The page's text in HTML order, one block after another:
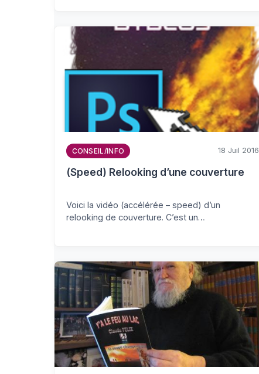
CONSEIL/INFO 18 Juil 2016
(Speed) Relooking d’une couverture
Voici la vidéo (accélérée – speed) d’un
relooking de couverture. C’est un…